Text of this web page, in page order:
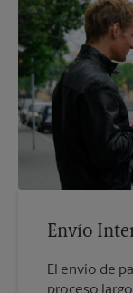
Envío
El envío de
proceso